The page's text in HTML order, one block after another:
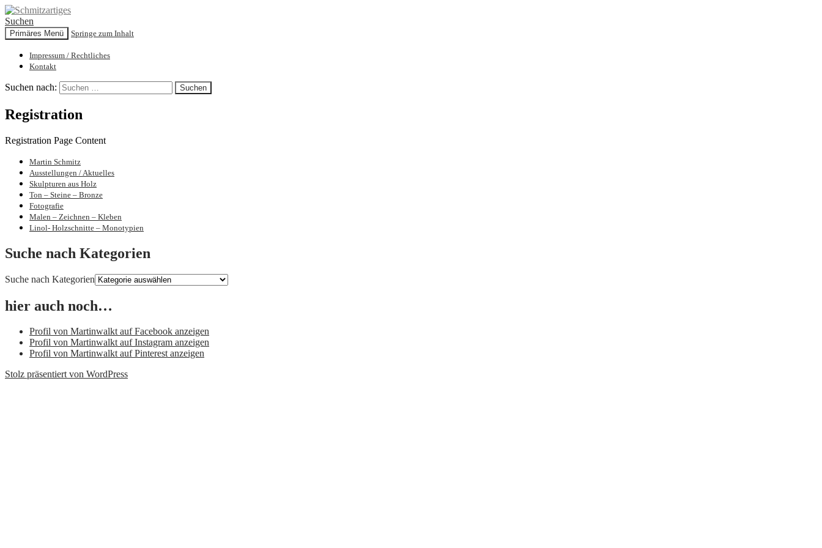
Schmitzartiges
Suchen
Primäres Menü Springe zum Inhalt
Impressum / Rechtliches
Kontakt
Suchen nach:
Registration
Registration Page Content
Bilder und Skulpturen von Martin Schmitz
Martin Schmitz
Ausstellungen / Aktuelles
Skulpturen aus Holz
Ton – Steine – Bronze
Fotografie
Malen – Zeichnen – Kleben
Linol- Holzschnitte – Monotypien
Suche nach Kategorien
Suche nach Kategorien
hier auch noch…
Profil von Martinwalkt auf Facebook anzeigen
Profil von Martinwalkt auf Instagram anzeigen
Profil von Martinwalkt auf Pinterest anzeigen
Stolz präsentiert von WordPress